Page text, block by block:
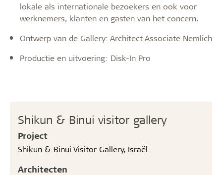
Shikun & Binui visitor gallery
Project
Shikun & Binui Visitor Gallery, Israël
Architecten
lokale als internationale bezoekers en ook voor
werknemers, klanten en gasten van het concern.
Ontwerp van de Gallery: Architect Associate Nemlich
Productie en uitvoering: Disk-In Pro